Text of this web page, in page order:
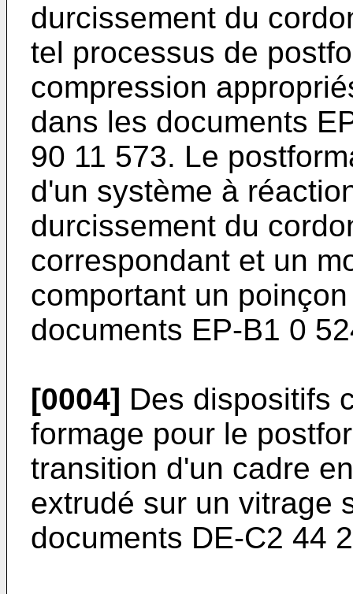
durcissement du
tel processus de
compression
dans les documents
90 11 573. Le
d'un système à
durcissement du
correspondant et un
comportant un
documents EP-B1 0
[0004] Des dispositifs
formage pour le
transition d'un cadre
extrudé sur un vitrage
documents DE-C2 44